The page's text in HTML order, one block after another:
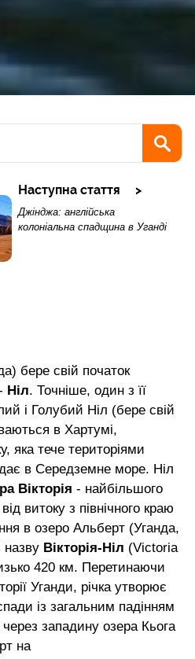
Наступна стаття
Джінджа: англійська
колоніальна спадщина в Уганді
бере свій початок
Ніл. Точніше, один з її
і Голубий Ніл (бере свій
в Хартумі,
яка тече територіями
в Середземне море. Ніл
Вікторія - найбільшого
витоку з північного краю
в озеро Альберт (Уганда,
Вікторія-Ніл (Victoria
420 км. Перетинаючи
Уганди, річка утворює
із загальним падінням
западину озера Кьога
на